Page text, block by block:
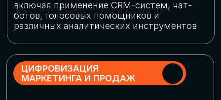
СПИКЕРЫ
СТАТЬ СПИКЕРОМ
В конференции участвовали более 120 спикеров